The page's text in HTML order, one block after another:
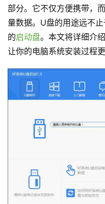
部分。它不仅方便携带，
量数据。U盘的用途远不
的启动盘。本文将详细介
让你的电脑系统安装过程